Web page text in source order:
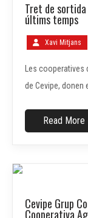
Tret de
últims temps
Xavi Mitjans
Les cooperatives
de Cevipe, donen
Read More
Cevipe Grup
Cooperativa